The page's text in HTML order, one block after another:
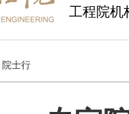
工程院机
院士行